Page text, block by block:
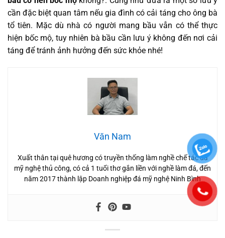
cần đặc biệt quan tâm nếu gia đình có cải táng cho ông bà
tổ tiên. Mặc dù nhà có người mang bầu vẫn có thể thực
hiện bốc mộ, tuy nhiên bà bầu cần lưu ý không đến nơi cải
táng để tránh ảnh hưởng đến sức khỏe nhé!
Văn Nam
Xuất thân tại quê hương có truyền thống làm nghề chế tác đá
mỹ nghệ thủ công, có cả 1 tuổi thơ gắn liền với nghề làm đá, đến
năm 2017 thành lập Doanh nghiệp đá mỹ nghệ Ninh Bình